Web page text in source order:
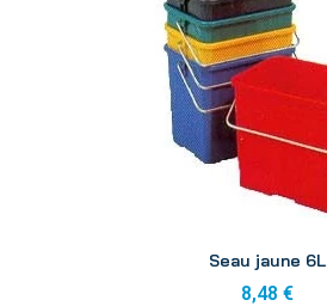
Seau jaune 6L
8,48 €